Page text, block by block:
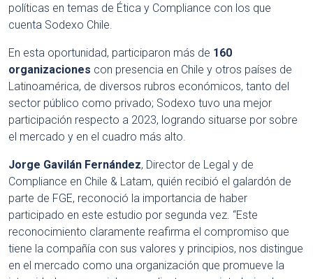
políticas en temas de Ética y Compliance con los que
cuenta Sodexo Chile.
En esta oportunidad, participaron más de 160
organizaciones con presencia en Chile y otros países de
Latinoamérica, de diversos rubros económicos, tanto del
sector público como privado; Sodexo tuvo una mejor
participación respecto a 2023, logrando situarse por sobre
el mercado y en el cuadro más alto.
Jorge Gavilán Fernández, Director de Legal y de
Compliance en Chile & Latam, quién recibió el galardón de
parte de FGE, reconoció la importancia de haber
participado en este estudio por segunda vez. “Este
reconocimiento claramente reafirma el compromiso que
tiene la compañía con sus valores y principios, nos distingue
en el mercado como una organización que promueve la